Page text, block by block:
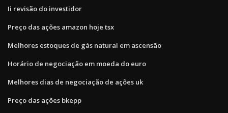
Ii revisão do investidor
Preço das ações amazon hoje tsx
Melhores estoques de gás natural em ascensão
Horário de negociação em moeda do euro
Melhores dias de negociação de ações uk
Preço das ações bkepp